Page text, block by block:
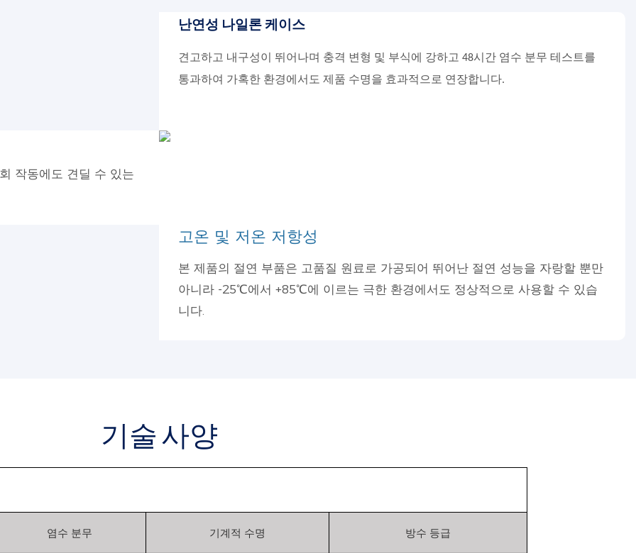
난연성 나일론 케이스
견고하고 내구성이 뛰어나며 충격 변형 및 부식에 강하고 48시간 염수 분무 테스트를
통과하여 가혹한 환경에서도 제품 수명을 효과적으로 연장합니다.
작동에도 견딜 수 있는
고온 및 저온 저항성
본 제품의 절연 부품은 고품질 원료로 가공되어 뛰어난 절연 성능을 자랑할 뿐만
아니라 -25℃에서 +85℃에 이르는 극한 환경에서도 정상적으로 사용할 수 있습
니다.
기술 사양
염수 분무 기계적 수명 방수 등급